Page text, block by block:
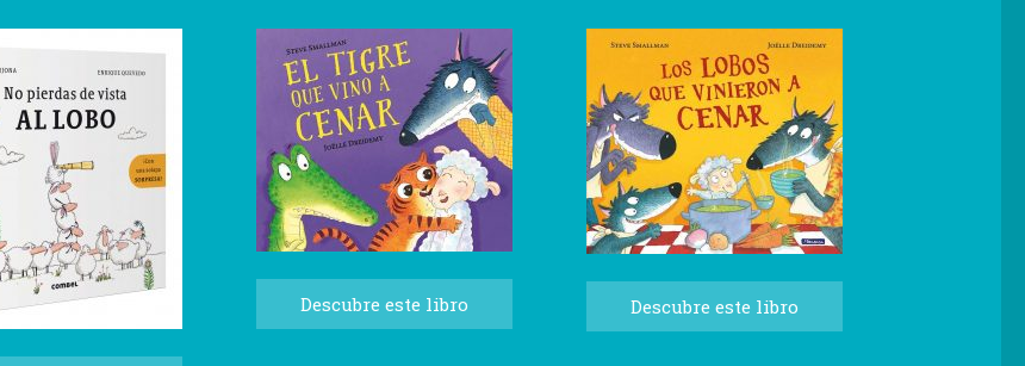
Descubre este libro Descubre este libro